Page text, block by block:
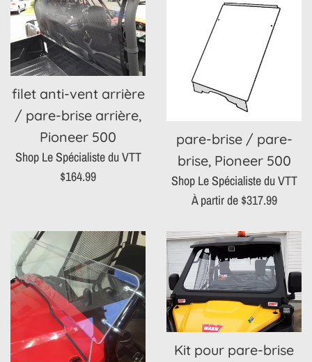
filet anti-vent arrière
/ pare-brise arrière,
Pioneer 500
Shop Le Spécialiste du VTT
Prix
$164.99
pare-brise / pare-
brise, Pioneer 500
Shop Le Spécialiste du VTT
À partir de $317.99
Kit pour pare-brise